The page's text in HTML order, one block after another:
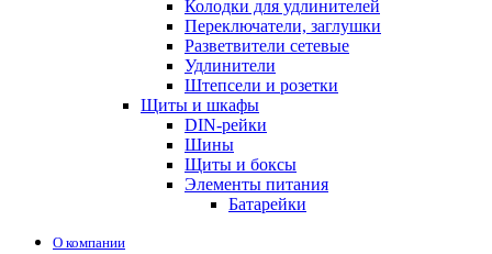
Колодки для удлинителей
Переключатели, заглушки
Разветвители сетевые
Удлинители
Штепсели и розетки
Щиты и шкафы
DIN-рейки
Шины
Щиты и боксы
Элементы питания
Батарейки
О компании